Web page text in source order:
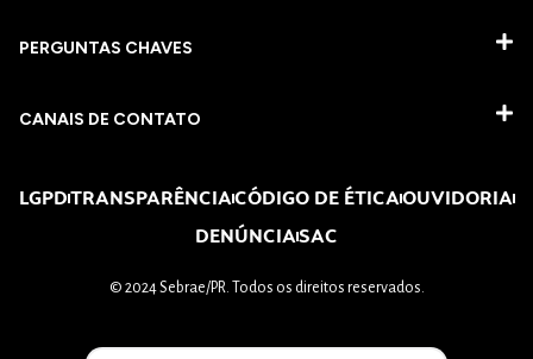
PERGUNTAS CHAVES​
CANAIS DE CONTATO
LGPDTRANSPARÊNCIACÓDIGO DE ÉTICAOUVIDORIA
DENÚNCIASAC
© 2024 Sebrae/PR. Todos os direitos reservados.